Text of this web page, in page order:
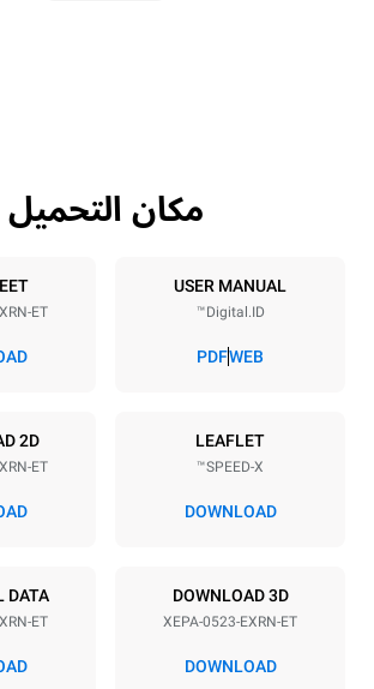
مواصفات الصواني
5
3
Distance between trays
380-415V 3N~ / 220-240V
kW
50 Hz غير
مكان التحميل
USER MANUAL
Digital.ID™
WEB
PDF
ET
LEAFLET
SPEED-X™
DOWNLOAD
2D
ET
DOWNLOAD 3D
XEPA-0523-EXRN-ET
DOWNLOAD
DATA
ET